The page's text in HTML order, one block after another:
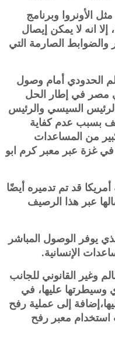
الأونروا وبرنامج
انه لا يمكن إيصال
والضوابط الصارمة التي
الحدودي أمام وصول
مصر في إطار الحل
السيسي والرئيس
بسبب عدم كفاية
من المساعدات
في غزة عبر معبر كرم ابو
قد تم تدميره أيضًا
عبر هذا الرصيف
يوفر الوصول المباشر
الإنسانية.‏
وغير القانوني للجانب
عليها، في
إلى عملية رفح
معبر رفح